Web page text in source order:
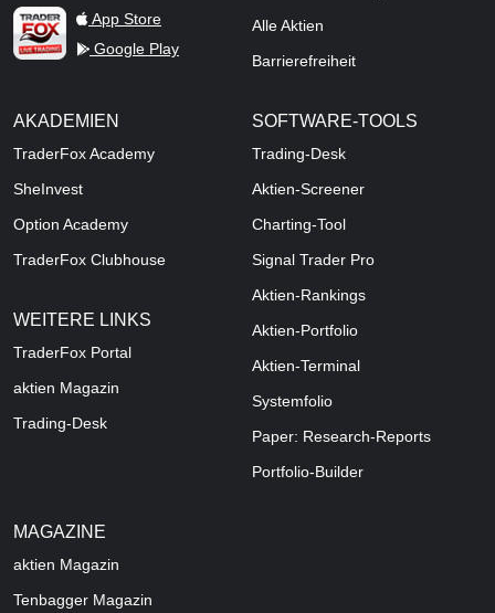
TraderFox Live Trading
App Store
Google Play
Alle Aktien
Barrierefreiheit
AKADEMIEN
TraderFox Academy
SheInvest
Option Academy
TraderFox Clubhouse
WEITERE LINKS
TraderFox Portal
aktien Magazin
Trading-Desk
SOFTWARE-TOOLS
Trading-Desk
Aktien-Screener
Charting-Tool
Signal Trader Pro
Aktien-Rankings
Aktien-Portfolio
Aktien-Terminal
Systemfolio
Paper: Research-Reports
Portfolio-Builder
MAGAZINE
aktien Magazin
Tenbagger Magazin